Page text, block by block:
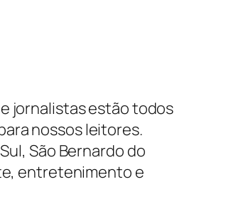
jornalistas estão todos
nossos leitores.
São Bernardo do
entretenimento e